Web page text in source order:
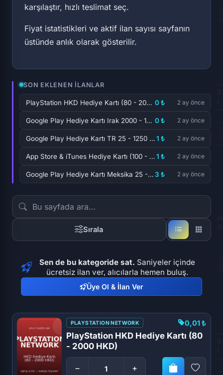
karşılaştır, hızlı teslimat seç.
Fiyat istatistikleri ve aktif ilan sayısı sayfanın
üstünde anlık olarak gösterilir.
SON EKLENEN İLANLAR
PlayStation HKD Hediye Kartı (80 - 2000 HKD) 0 ₺ 2 ay önce
Google Play Hediye Kartı Irak 2000 - 150000 I... 0 ₺ 2 ay önce
Google Play Hediye Kartı TR 25 - 1250 TL1 ₺ 2 ay önce
App Store & iTunes Hediye Kartı (100 - 2000 T...1 ₺ 2 ay önce
Google Play Hediye Kartı Meksika 25 - 5000 MX...3 ₺ 2 ay önce
Sırala
Sen de bu kategoride sat. Saniyeler içinde
ücretsiz ilan ver, alıcılarla hemen buluş.
Üye Ol & İlan Ver
PLAYSTATION NETWORK
PlayStation HKD Hediye Kartı (80
- 2000 HKD)
− +
0,01 ₺